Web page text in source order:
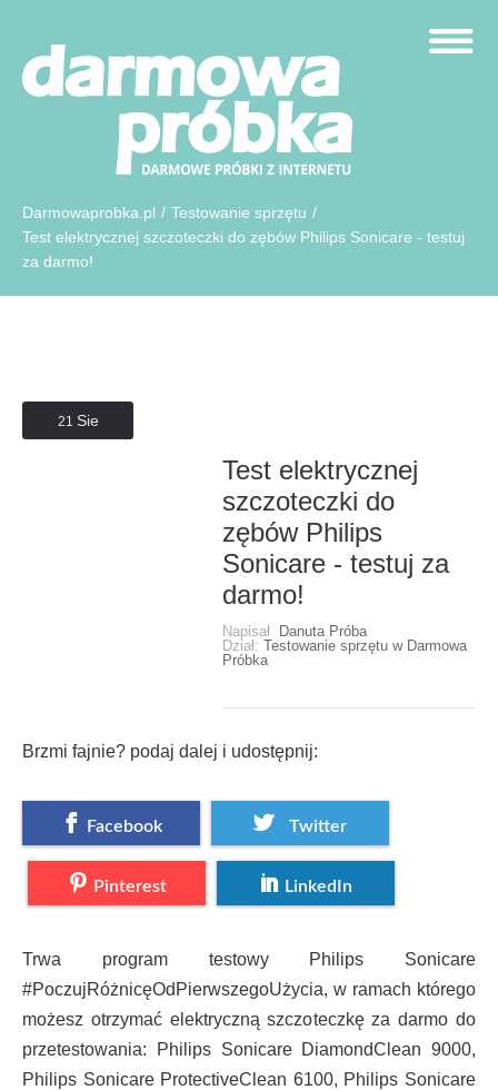
Darmowaprobka.pl / Testowanie sprzętu /
Test elektrycznej szczoteczki do zębów Philips Sonicare - testuj
za darmo!
21 Sie
Test elektrycznej
szczoteczki do
zębów Philips
Sonicare - testuj za
darmo!
Napisał
Danuta Próba
Dział: Testowanie sprzętu w Darmowa
Próbka
Brzmi fajnie? podaj dalej i udostępnij:
Facebook Twitter
Pinterest LinkedIn
Trwa program testowy Philips Sonicare
#PoczujRóżnicęOdPierwszegoUżycia, w ramach którego
możesz otrzymać elektryczną szczoteczkę za darmo do
przetestowania: Philips Sonicare DiamondClean 9000,
Philips Sonicare ProtectiveClean 6100, Philips Sonicare